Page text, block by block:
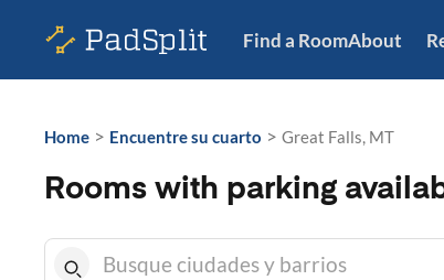
Find a RoomAbout
Home > Encuentre su cuarto > Great Falls, MT
Rooms with parking